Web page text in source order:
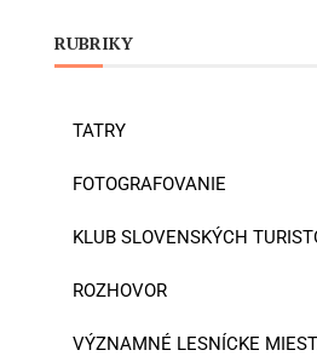
RUBRIKY
TATRY
FOTOGRAFOVANIE
KLUB SLOVENSKÝCH
ROZHOVOR
VÝZNAMNÉ LESNÍCKE